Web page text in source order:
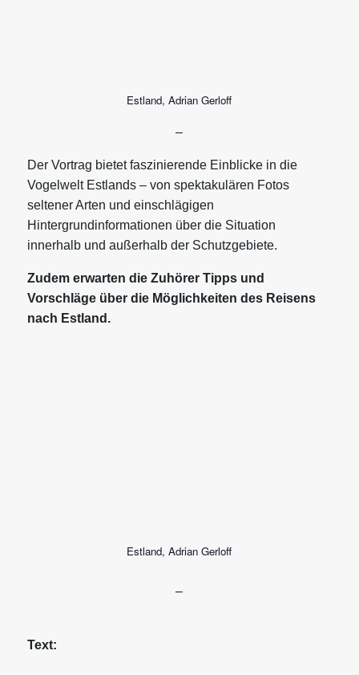
Estland, Adrian Gerloff
–
Der Vortrag bietet faszinierende Einblicke in die
Vogelwelt Estlands – von spektakulären Fotos
seltener Arten und einschlägigen
Hintergrundinformationen über die Situation
innerhalb und außerhalb der Schutzgebiete.
Zudem erwarten die Zuhörer Tipps und
Vorschläge über die Möglichkeiten des Reisens
nach Estland.
Estland, Adrian Gerloff
–
Text: